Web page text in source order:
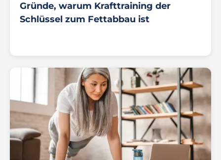
Gründe, warum Krafttraining der
Schlüssel zum Fettabbau ist